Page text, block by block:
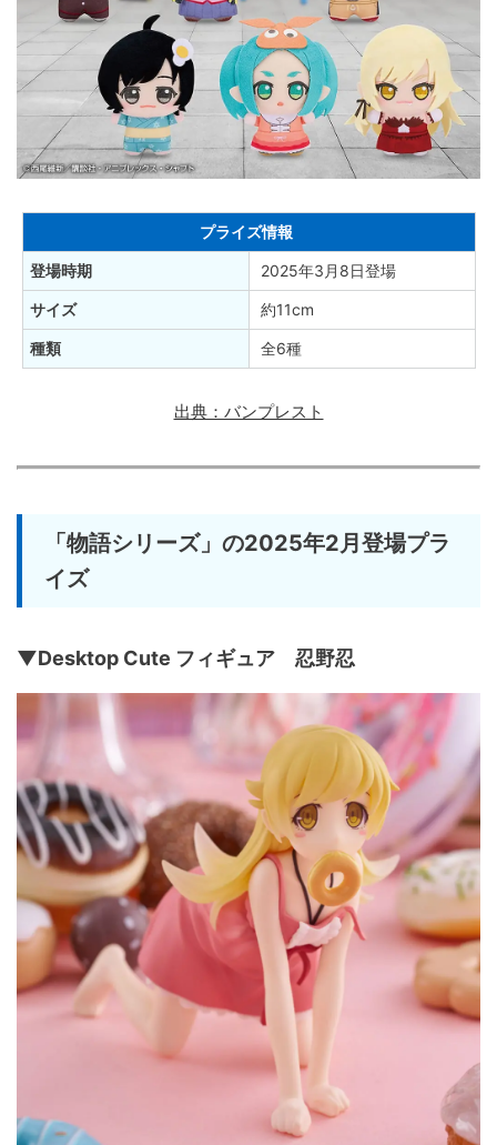
プライズ情報
登場時期 2025年3月8日登場
サイズ 約11cm
種類 全6種
出典：バンプレスト
「物語シリーズ」の2025年2月登場プラ
イズ
▼Desktop Cute フィギュア 忍野忍